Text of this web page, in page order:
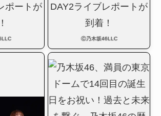
Ⓒ乃木坂46LLC